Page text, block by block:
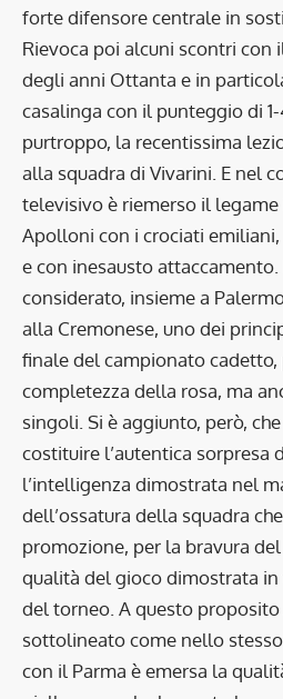
forte difensore centrale in
Rievoca poi alcuni scontri con
degli anni Ottanta e in
casalinga con il punteggio di
purtroppo, la recentissima
alla squadra di Vivarini. E nel
televisivo è riemerso il
Apolloni con i crociati
e con inesausto
considerato, insieme a
alla Cremonese, uno dei
finale del campionato
completezza della rosa, ma
singoli. Si è aggiunto, però,
costituire l’autentica sorpresa
l’intelligenza dimostrata nel
dell’ossatura della squadra
promozione, per la bravura
qualità del gioco dimostrata
del torneo. A questo
sottolineato come nello
con il Parma è emersa la